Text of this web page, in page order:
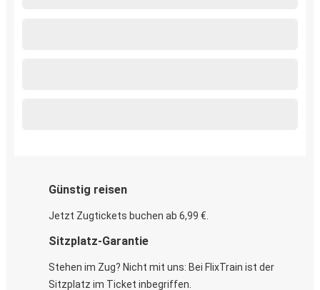
Günstig reisen
Jetzt Zugtickets buchen ab 6,99 €.
Sitzplatz-Garantie
Stehen im Zug? Nicht mit uns: Bei FlixTrain ist der
Sitzplatz im Ticket inbegriffen.